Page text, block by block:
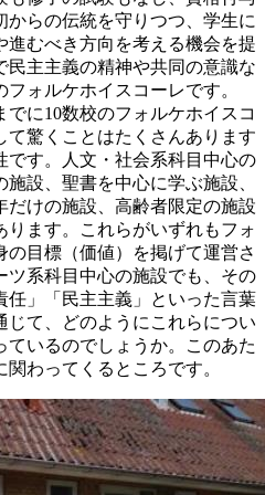
からの伝統を守りつつ、学生に
進むべき方向を考える機会を提
主主義の精神や共同の意識な
ォルケホイスコーレです。
に10数校のフォルケホイスコ
て驚くことはたくさんあります
です。人文・社会系科目中心の
設、聖書を中心に学ぶ施設、
だけの施設、高齢者限定の施設
ます。これらがいずれもフォ
目標（価値）を掲げて運営さ
ツ系科目中心の施設でも、その
任」「民主主義」といった言葉
じて、どのようにこれらについ
いるのでしょうか。このあた
わってくるところです。